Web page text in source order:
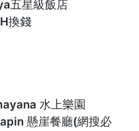
五星級飯店
換錢
水上樂園
懸崖餐廳(網搜必